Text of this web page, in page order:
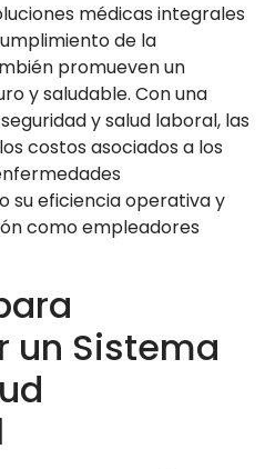
médicas integrales
de la
promueven un
y saludable. Con una
y salud laboral, las
costos asociados a los
su eficiencia operativa y
como empleadores
un Sistema